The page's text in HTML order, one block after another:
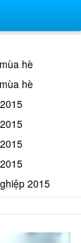
hè
hè
2015